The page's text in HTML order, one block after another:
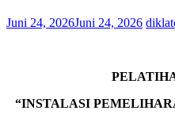
Juni 24, 2026Juni 24, 2026
“INSTALASI